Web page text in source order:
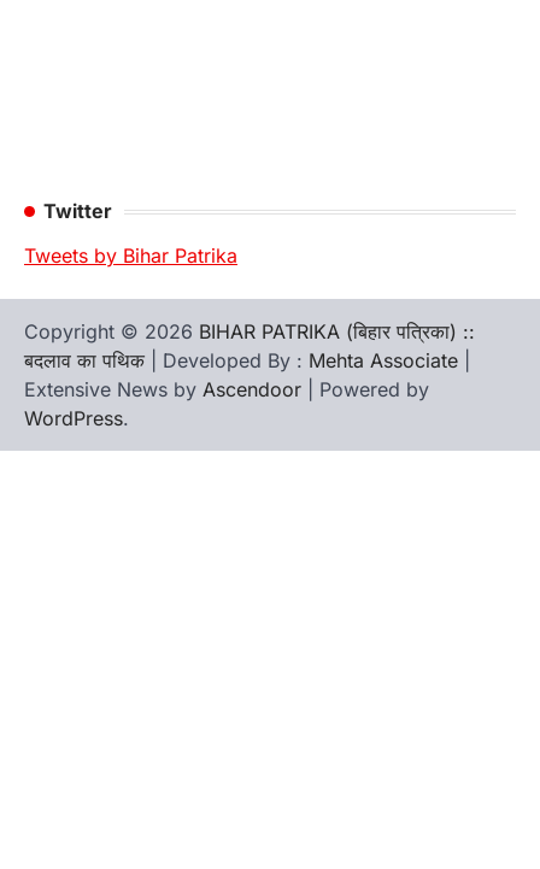
Twitter
Tweets by Bihar Patrika
Copyright © 2026 BIHAR PATRIKA (बिहार पत्रिका) ::
बदलाव का पथिक | Developed By : Mehta Associate
Extensive News by Ascendoor | Powered by
WordPress.